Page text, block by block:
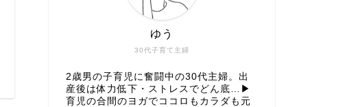
30代子育て主婦
ゆう
2歳男の子育児に奮闘中の30代主婦。出
産後は体力低下・ストレスでどん底…▶︎
育児の合間のヨガでココロもカラダも元